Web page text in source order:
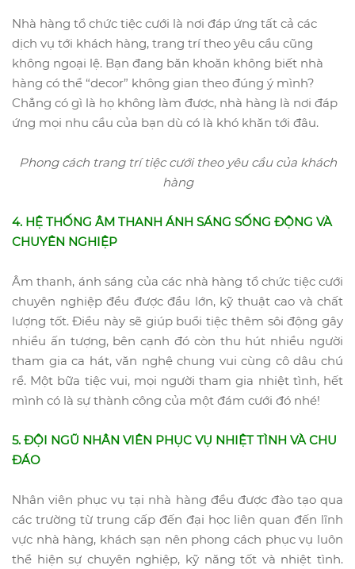
Nhà hàng tổ chức tiệc cưới là nơi đáp ứng tất cả các
dịch vụ tới khách hàng, trang trí theo yêu cầu cũng
không ngoại lệ. Bạn đang băn khoăn không biết nhà
hàng có thể “decor” không gian theo đúng ý mình?
Chẳng có gì là họ không làm được, nhà hàng là nơi đáp
ứng mọi nhu cầu của bạn dù có là khó khăn tới đâu.
Phong cách trang trí tiệc cưới theo yêu cầu của khách
hàng
4. HỆ THỐNG ÂM THANH ÁNH SÁNG SỐNG ĐỘNG VÀ
CHUYÊN NGHIỆP
Âm thanh, ánh sáng của các nhà hàng tổ chức tiệc cưới
chuyên nghiệp đều được đầu lớn, kỹ thuật cao và chất
lượng tốt. Điều này sẽ giúp buổi tiệc thêm sôi động gây
nhiều ấn tượng, bên cạnh đó còn thu hút nhiều người
tham gia ca hát, văn nghệ chung vui cùng cô dâu chú
rể. Một bữa tiệc vui, mọi người tham gia nhiệt tình, hết
mình có là sự thành công của một đám cưới đó nhé!
5. ĐỘI NGŨ NHÂN VIÊN PHỤC VỤ NHIỆT TÌNH VÀ CHU
ĐÁO
Nhân viên phục vụ tại nhà hàng đều được đào tạo qua
các trường từ trung cấp đến đại học liên quan đến lĩnh
vực nhà hàng, khách sạn nên phong cách phục vụ luôn
thể hiện sự chuyên nghiệp, kỹ năng tốt và nhiệt tình.